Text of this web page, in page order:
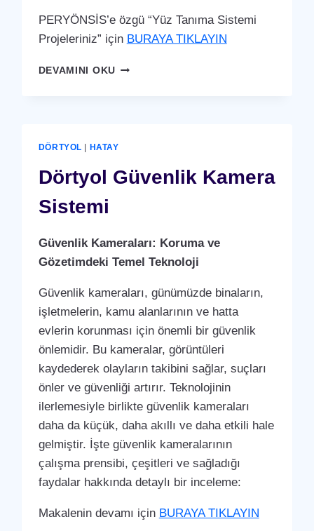
PERYÖNSİS’e özgü “Yüz Tanıma Sistemi
Projeleriniz” için BURAYA TIKLAYIN
DEVAMINI OKUDÖRTYOL
DÖRTYOL HATAY
Dörtyol Güvenlik Kamera
Sistemi
Güvenlik Kameraları: Koruma ve
Gözetimdeki Temel Teknoloji
Güvenlik kameraları, günümüzde binaların,
işletmelerin, kamu alanlarının ve hatta
evlerin korunması için önemli bir güvenlik
önlemidir. Bu kameralar, görüntüleri
kaydederek olayların takibini sağlar, suçları
önler ve güvenliği artırır. Teknolojinin
ilerlemesiyle birlikte güvenlik kameraları
daha da küçük, daha akıllı ve daha etkili hale
gelmiştir. İşte güvenlik kameralarının
çalışma prensibi, çeşitleri ve sağladığı
faydalar hakkında detaylı bir inceleme:
Makalenin devamı için BURAYA TIKLAYIN